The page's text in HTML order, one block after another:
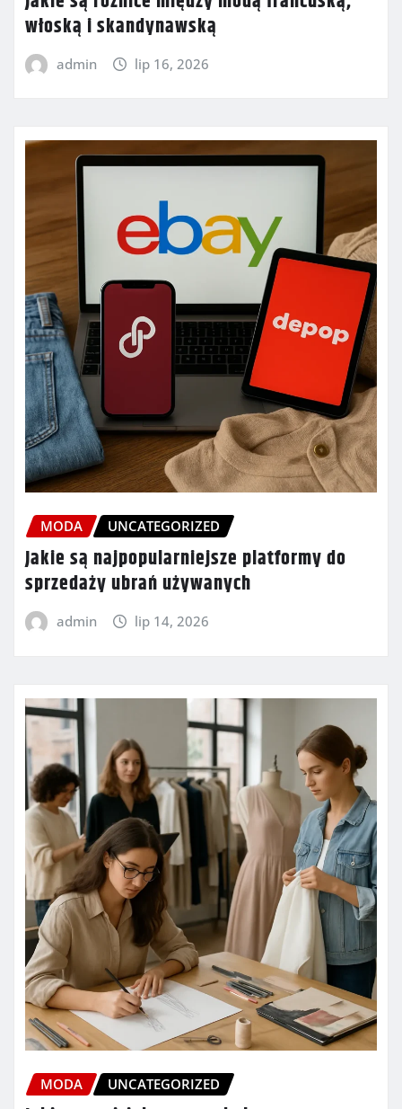
włoską i skandynawską
admin lip 16, 2026
MODA UNCATEGORIZED
Jakie są najpopularniejsze platformy do
sprzedaży ubrań używanych
admin lip 14, 2026
MODA UNCATEGORIZED